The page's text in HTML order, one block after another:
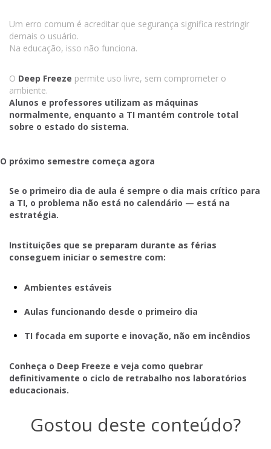
Um erro comum é acreditar que segurança significa restringir
demais o usuário.
Na educação, isso não funciona.
O Deep Freeze permite uso livre, sem comprometer o
ambiente.
Alunos e professores utilizam as máquinas
normalmente, enquanto a TI mantém controle total
sobre o estado do sistema.
O próximo semestre começa agora
Se o primeiro dia de aula é sempre o dia mais crítico para
a TI, o problema não está no calendário — está na
estratégia.
Instituições que se preparam durante as férias
conseguem iniciar o semestre com:
Ambientes estáveis
Aulas funcionando desde o primeiro dia
TI focada em suporte e inovação, não em incêndios
Conheça o Deep Freeze e veja como quebrar
definitivamente o ciclo de retrabalho nos laboratórios
educacionais.
Gostou deste conteúdo?